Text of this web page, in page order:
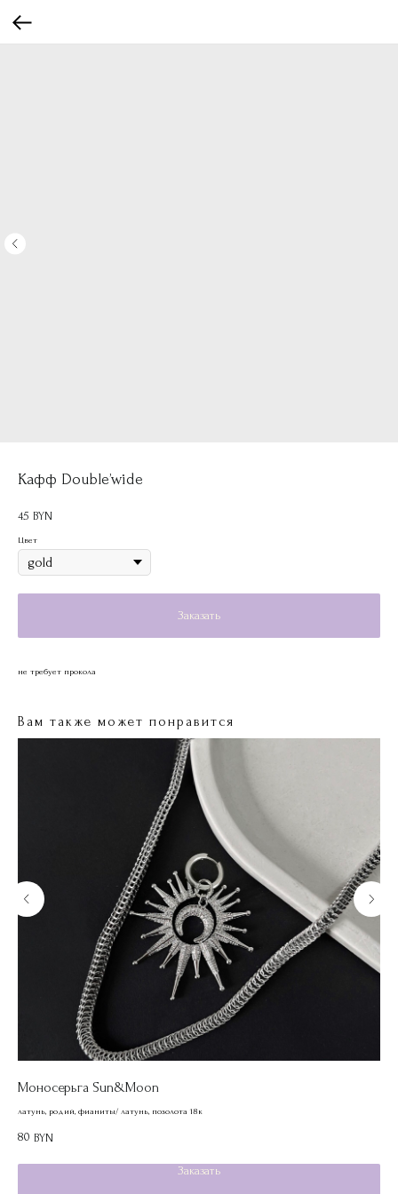
Кафф Double’wide
45 BYN
Цвет
Заказать
не требует прокола
Вам также может понравится
Моносерьга Sun&Moon
латунь, родий, фианиты/ латунь, позолота 18к
80 BYN
Заказать